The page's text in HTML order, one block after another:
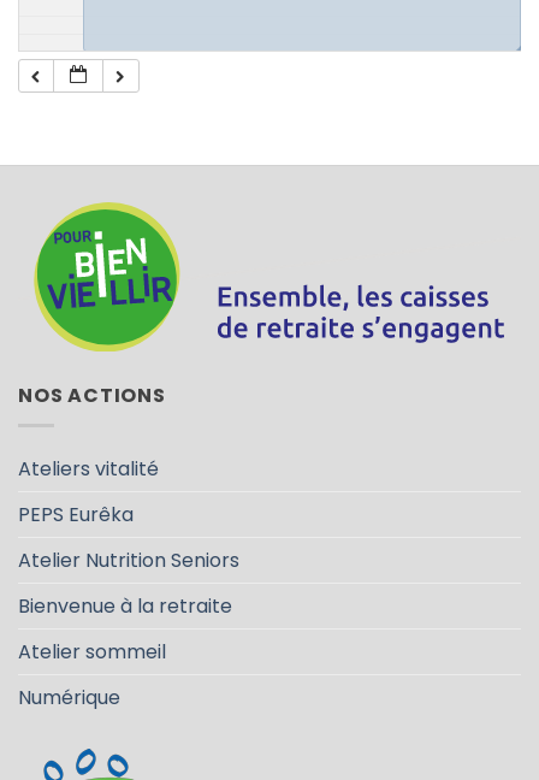
◢
NOS ACTIONS
Ateliers vitalité
PEPS Eurêka
Atelier Nutrition Seniors
Bienvenue à la retraite
Atelier sommeil
Numérique